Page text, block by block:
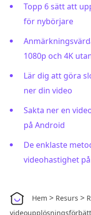
Topp 6 sätt att
för nybörjare
1080p och 4K
Lär dig att göra
ner din video
Sakta ner en
på Android
De enklaste
videohastighet
Hem > Resurs >